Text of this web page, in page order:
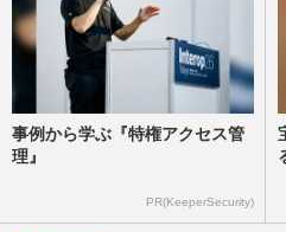
事例から学ぶ『特権アクセス管
理』
PR(KeeperSecurity)